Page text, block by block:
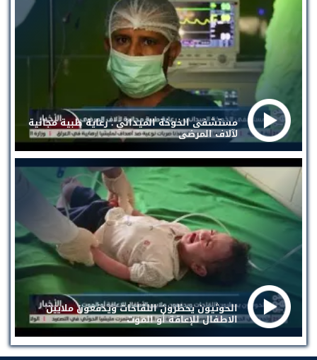
مستشفى الخوخة الميداني . رعاية طبية مجانية
لآلاف المرضى
الحوثيون يحظرون اللقاحات ويدفعون ملايين
الاطفال للإعاقة أو الموت